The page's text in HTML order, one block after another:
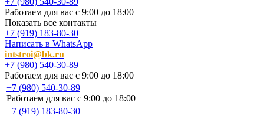
Работаем для вас с 9:00 до 18:00
Показать все контакты
+7 (919) 183-80-30
Написать в WhatsApp
intstroi@bk.ru
+7 (980) 540-30-89
Работаем для вас с 9:00 до 18:00
+7 (980) 540-30-89
Работаем для вас с 9:00 до 18:00
+7 (919) 183-80-30